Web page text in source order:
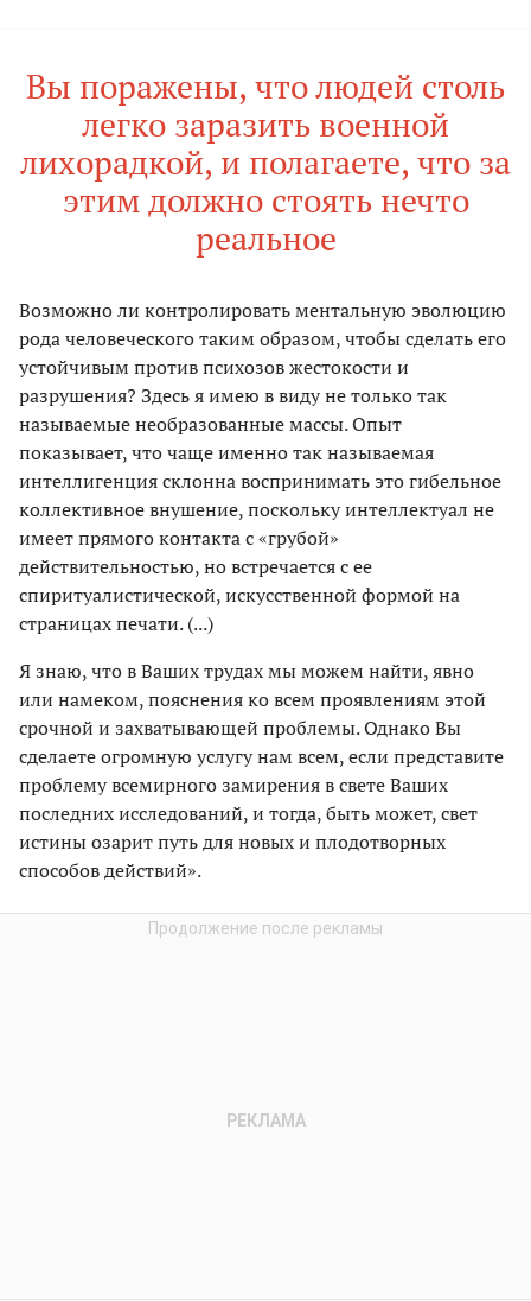
Вы поражены, что людей столь
легко заразить военной
лихорадкой, и полагаете, что за
этим должно стоять нечто
реальное
Возможно ли контролировать ментальную эволюцию
рода человеческого таким образом, чтобы сделать его
устойчивым против психозов жестокости и
разрушения? Здесь я имею в виду не только так
называемые необразованные массы. Опыт
показывает, что чаще именно так называемая
интеллигенция склонна воспринимать это гибельное
коллективное внушение, поскольку интеллектуал не
имеет прямого контакта с «грубой»
действительностью, но встречается с ее
спиритуалистической, искусственной формой на
страницах печати. (...)
Я знаю, что в Ваших трудах мы можем найти, явно
или намеком, пояснения ко всем проявлениям этой
срочной и захватывающей проблемы. Однако Вы
сделаете огромную услугу нам всем, если представите
проблему всемирного замирения в свете Ваших
последних исследований, и тогда, быть может, свет
истины озарит путь для новых и плодотворных
способов действий».